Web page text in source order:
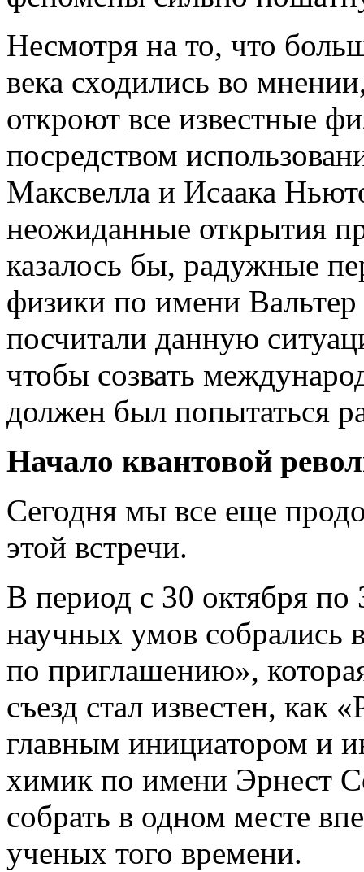
Несмотря на то, что
века сходились во
откроют все известные
посредством
Максвелла и Исаака
неожиданные открытия
казалось бы, радужные
физики по имени
посчитали данную
чтобы созвать
должен был попытаться
Начало квантовой
Сегодня мы все еще
этой встречи.
В период с 30 октября по
научных умов собрались
по приглашению»,
съезд стал известен, как
главным инициатором и
химик по имени Эрнест
собрать в одном месте
ученых того времени.